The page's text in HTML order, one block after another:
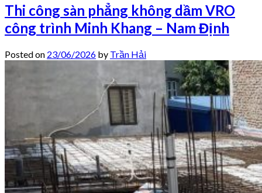
Thi công sàn phẳng không dầm VRO
công trình Minh Khang – Nam Định
Posted on 23/06/2026 by Trần Hải